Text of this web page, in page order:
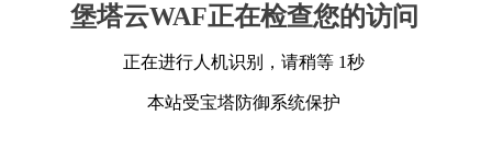
堡塔云WAF正在检查您的访问
正在进行人机识别，请稍等 1秒
本站受宝塔防御系统保护